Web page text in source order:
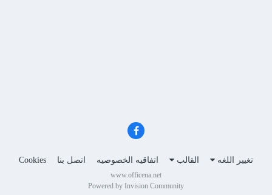
تغيير اللغه القالب اتفاقيه الخصوصيه اتصل بنا Cookies
www.officena.net
Powered by Invision Community